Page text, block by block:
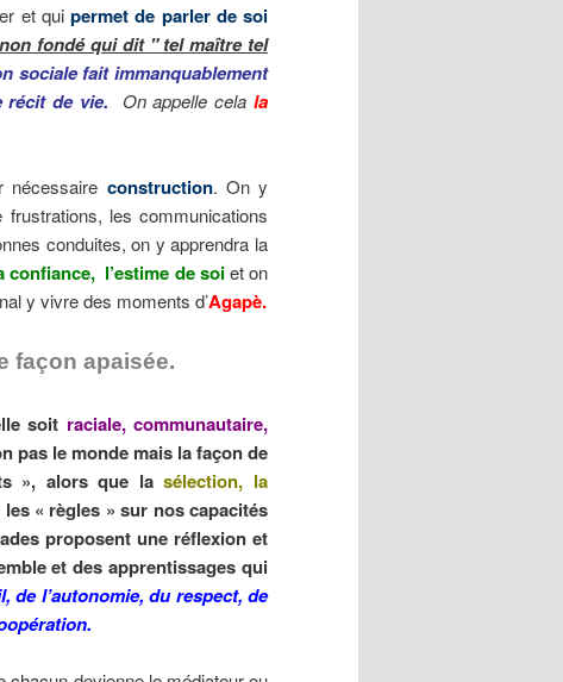
et quipermet de parler de soi
fondé qui dit " tel maître tel
sociale fait immanquablement
récit de vie. On appelle cela la
construction. On y
les communications
conduites, on y apprendra la
confiance, l’estime de soiet on
y vivre des moments d’Agapè.
façon apaisée.
soit raciale, communautaire,
pas le monde mais la façon de
», alors que lasélection, la
« règles » sur nos capacités
proposent une réflexion et
et des apprentissages qui
de l’autonomie, du respect, de